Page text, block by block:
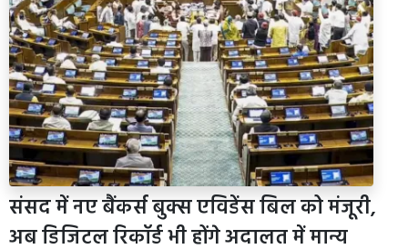
संसद में नए बैंकर्स बुक्स एविडेंस बिल को मंजूरी,
अब डिजिटल रिकॉर्ड भी होंगे अदालत में मान्य